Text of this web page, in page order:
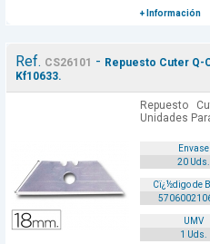
+ Información
Ref. CS26101 - Repuesto Cuter Q-
Kf10633.
Repuesto
Unidades
Envase
20 Uds.
Cï¿½digo de
UMV
1 Uds.